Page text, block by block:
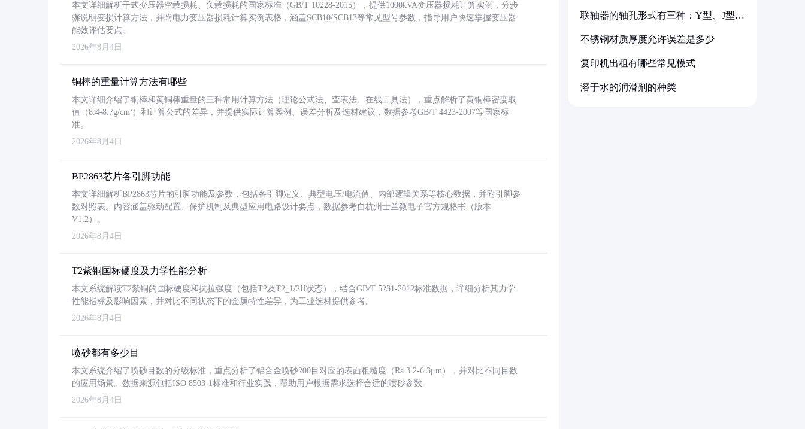
本文详细解析干式变压器空载损耗、负载损耗的国家标准（GB/T 10228-2015），提供1000kVA变压器损耗计算实例，分步
骤说明变损计算方法，并附电力变压器损耗计算实例表格，涵盖SCB10/SCB13等常见型号参数，指导用户快速掌握变压器
能效评估要点。
2026年8月4日
铜棒的重量计算方法有哪些
本文详细介绍了铜棒和黄铜棒重量的三种常用计算方法（理论公式法、查表法、在线工具法），重点解析了黄铜棒密度取
值（8.4-8.7g/cm³）和计算公式的差异，并提供实际计算案例、误差分析及选材建议，数据参考GB/T 4423-2007等国家标
准。
2026年8月4日
BP2863芯片各引脚功能
本文详细解析BP2863芯片的引脚功能及参数，包括各引脚定义、典型电压/电流值、内部逻辑关系等核心数据，并附引脚参
数对照表。内容涵盖驱动配置、保护机制及典型应用电路设计要点，数据参考自杭州士兰微电子官方规格书（版本
V1.2）。
2026年8月4日
T2紫铜国标硬度及力学性能分析
本文系统解读T2紫铜的国标硬度和抗拉强度（包括T2及T2_1/2H状态），结合GB/T 5231-2012标准数据，详细分析其力学
性能指标及影响因素，并对比不同状态下的金属特性差异，为工业选材提供参考。
2026年8月4日
喷砂都有多少目
本文系统介绍了喷砂目数的分级标准，重点分析了铝合金喷砂200目对应的表面粗糙度（Ra 3.2-6.3μm），并对比不同目数
的应用场景。数据来源包括ISO 8503-1标准和行业实践，帮助用户根据需求选择合适的喷砂参数。
2026年8月4日
联轴器的轴孔形式有三种：Y型、J型、
不锈钢材质厚度允许误差是多少
复印机出租有哪些常见模式
溶于水的润滑剂的种类